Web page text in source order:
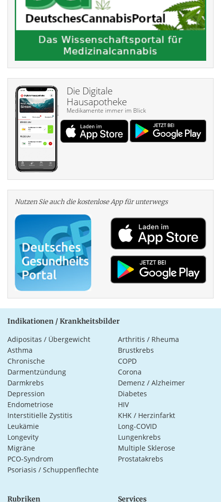
Die Digitale
Hausapotheke
Medikamente immer im Blick
Nutzen Sie auch die kosten­lose App für unterwegs
Indikationen / Krankheitsbilder
Adipositas / Übergewicht
Arthritis / Rheuma
Asthma
Brustkrebs
Chronische
Darmentzündung
COPD
Corona
Darmkrebs
Demenz / Alzheimer
Depression
Diabetes
Endometriose
HIV
Interstitielle Zystitis
KHK / Herzinfarkt
Leukämie
Long-COVID
Longevity
Lungenkrebs
Migräne
Multiple Sklerose
PCO-Syndrom
Prostatakrebs
Psoriasis / Schuppenflechte
Rubriken Services